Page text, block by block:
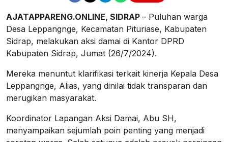
AJATAPPARENG.ONLINE, SIDRAP – Puluhan warga
Desa Leppangnge, Kecamatan Pituriase, Kabupaten
Sidrap, melakukan aksi damai di Kantor DPRD
Kabupaten Sidrap, Jumat (26/7/2024).
Mereka menuntut klarifikasi terkait kinerja Kepala Desa
Leppangnge, Alias, yang dinilai tidak transparan dan
merugikan masyarakat.
Koordinator Lapangan Aksi Damai, Abu SH,
menyampaikan sejumlah poin penting yang menjadi